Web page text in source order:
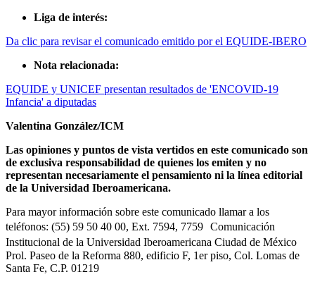
Liga de interés:
Da clic para revisar el comunicado emitido por el EQUIDE-IBERO
Nota relacionada:
EQUIDE y UNICEF presentan resultados de 'ENCOVID-19
Infancia' a diputadas
Valentina González/ICM
Las opiniones y puntos de vista vertidos en este comunicado son
de exclusiva responsabilidad de quienes los emiten y no
representan necesariamente el pensamiento ni la línea editorial
de la Universidad Iberoamericana.
Para mayor información sobre este comunicado llamar a los
teléfonos: (55) 59 50 40 00, Ext. 7594, 7759 Comunicación
Institucional de la Universidad Iberoamericana Ciudad de México
Prol. Paseo de la Reforma 880, edificio F, 1er piso, Col. Lomas de
Santa Fe, C.P. 01219